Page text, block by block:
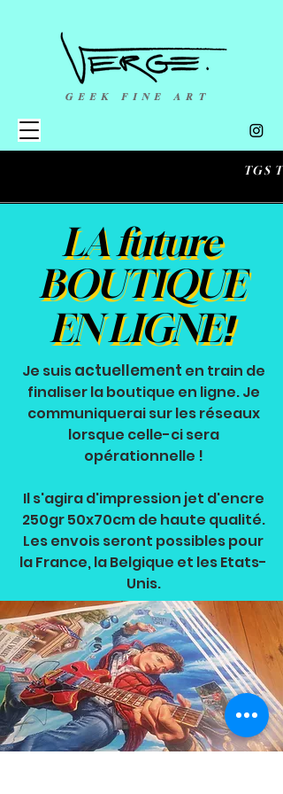
GEEK FINE ART
TGS
LA future
BOUTIQUE
EN LIGNE!
LA future
BOUTIQUE
EN LIGNE!
Je suisactuellement en train de
finaliser la boutique en ligne. Je
communiquerai sur les réseaux
lorsque celle-ci sera
opérationnelle !
Il s'agira d'impression jet d'encre
250gr 50x70cm de haute qualité.
Les envois seront possibles pour
la France, la Belgique et les Etats-
Unis.